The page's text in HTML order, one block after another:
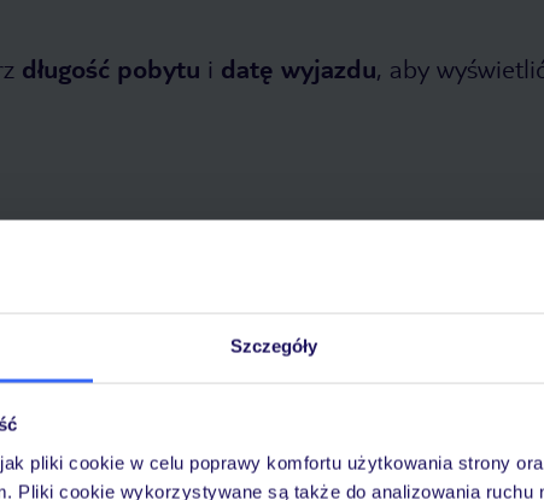
Szczegóły
pliki cookie w celu poprawy komfortu użytkowania strony
Pliki cookie wykorzystywane są także do analizowania ruchu
długość pobytu i datę wyjazdu, aby
Dlaczego warto wybrać TUI?
Tylko u nas opieka na